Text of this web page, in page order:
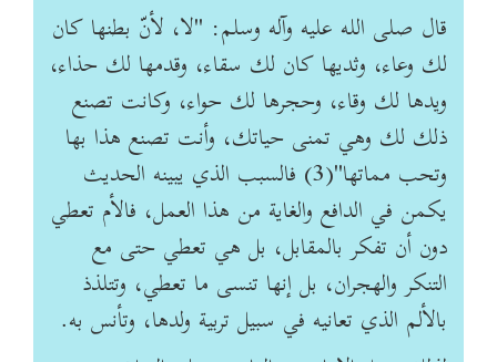
قال صلى الله عليه وآله وسلم: "لا، لأنّ بطنها كان
لك وعاء، وثديها كان لك سقاء، وقدمها لك حذاء،
ويدها لك وقاء، وحجرها لك حواء، وكانت تصنع
ذلك لك وهي تمنى حياتك، وأنت تصنع هذا بها
وتحب مماتها"(3) فالسبب الذي يبينه الحديث
يكمن في الدافع والغاية من هذا العمل، فالأم تعطي
دون أن تفكر بالمقابل، بل هي تعطي حتى مع
التنكر والهجران، بل إنها تنسى ما تعطي، وتتلذذ
بالألم الذي تعانيه في سبيل تربية ولدها، وتأنس به.